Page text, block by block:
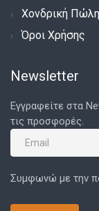
Χονδρική
Όροι Χρήσης
Newsletter
Εγγραφείτε στα
τις προσφορές.
Συμφωνώ με την